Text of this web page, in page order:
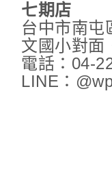
七期店
台中市南屯
文國小對面
電話：04-
LINE：